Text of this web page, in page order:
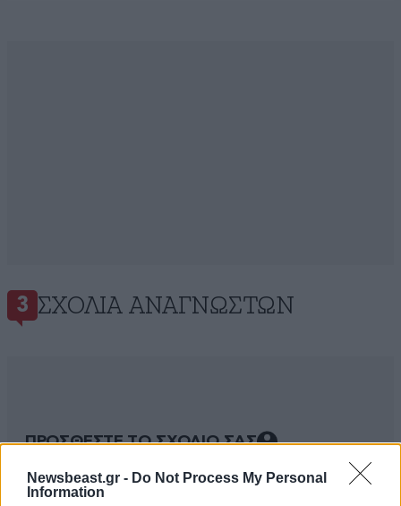
Newsbeast.gr - Do Not Process My Personal
Information
3 ΣΧΌΛΙΑ ΑΝΑΓΝΩΣΤΏΝ
ΠΡΟΣΘΕΣΤΕ ΤΟ ΣΧΟΛΙΟ ΣΑΣ